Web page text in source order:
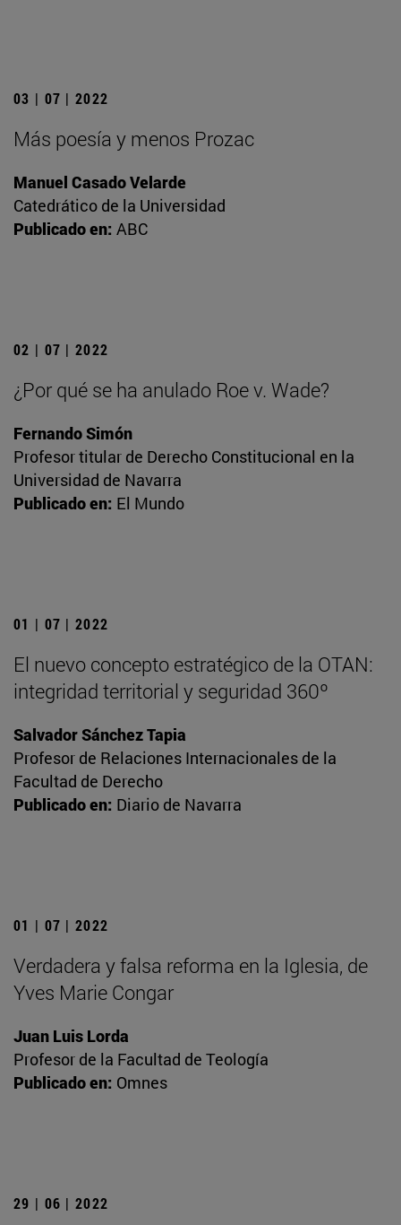
03 | 07 | 2022
Más poesía y menos Prozac
Manuel Casado Velarde
Catedrático de la Universidad
Publicado en: ABC
02 | 07 | 2022
¿Por qué se ha anulado Roe v. Wade?
Fernando Simón
Profesor titular de Derecho Constitucional en la
Universidad de Navarra
Publicado en: El Mundo
01 | 07 | 2022
El nuevo concepto estratégico de la OTAN:
integridad territorial y seguridad 360º
Salvador Sánchez Tapia
Profesor de Relaciones Internacionales de la
Facultad de Derecho
Publicado en: Diario de Navarra
01 | 07 | 2022
Verdadera y falsa reforma en la Iglesia, de
Yves Marie Congar
Juan Luis Lorda
Profesor de la Facultad de Teología
Publicado en: Omnes
29 | 06 | 2022